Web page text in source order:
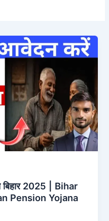
बिहार 2025 | Bihar
Pension Yojana